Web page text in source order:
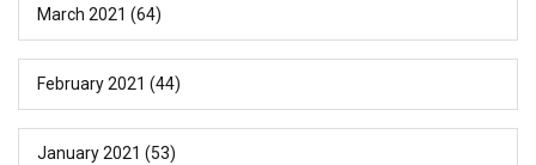
March 2021 (64)
February 2021 (44)
January 2021 (53)